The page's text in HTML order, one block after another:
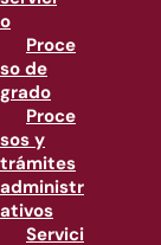
o
Proce
so de
grado
Proce
sos y
trámites
administr
ativos
Servici